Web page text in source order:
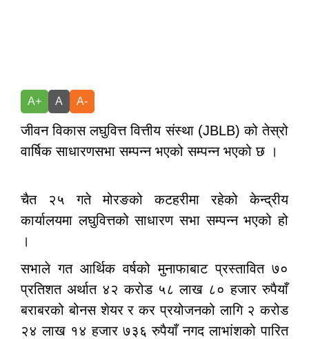
A+ A A-
जीवन विकास लघुवित्त वित्तीय संस्था (JBLB) को तेस्रो
वार्षिक साधारणसभा सम्पन्न भएको सम्पन्न भएको छ ।
चैत २५ गते मोरङको कटहरीमा रहेको केन्द्रीय
कार्यालयमा लघुवित्तको साधारण सभा सम्पन्न भएको हो
।
सभाले गत आर्थिक वर्षको मुनाफाबाट प्रस्तावित ७०
प्रतिशत अर्थात ४२ करोड ५८ लाख ८० हजार रुपैयाँ
बराबरको बोनस शेयर र कर प्रयोजनको लागि २ करोड
२४ लाख १४ हजार ७३६ रुपैयाँ नगद लाभांशको पारित